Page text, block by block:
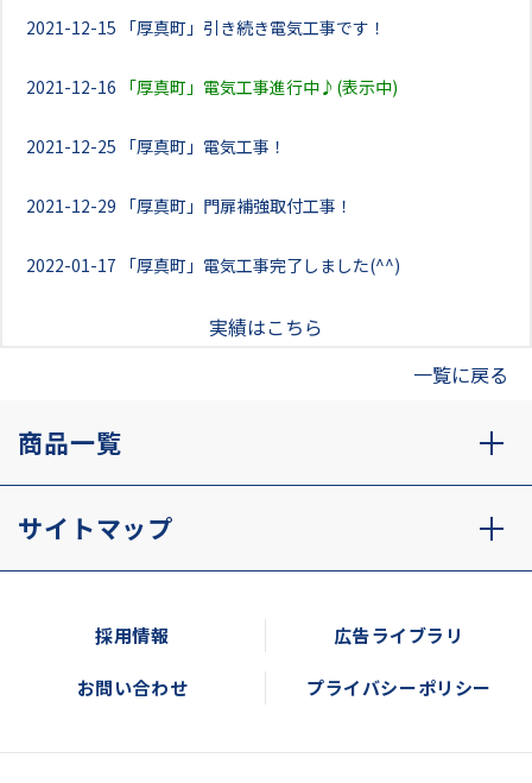
2021-12-15 「厚真町」引き続き電気工事です！
2021-12-16 「厚真町」電気工事進行中♪(表示中)
2021-12-25 「厚真町」電気工事！
2021-12-29 「厚真町」門扉補強取付工事！
2022-01-17 「厚真町」電気工事完了しました(^^)
実績はこちら
一覧に戻る
商品一覧
サイトマップ
採用情報 広告ライブラリ
お問い合わせ プライバシーポリシー